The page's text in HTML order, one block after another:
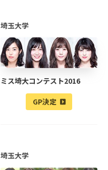
埼玉大学
ミス埼大コンテスト2016
GP決定
埼玉大学